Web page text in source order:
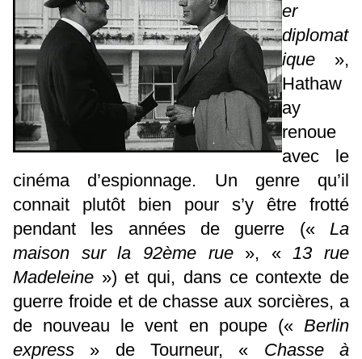
er
diplomat
ique »,
Hathaw
ay
renoue
avec le
cinéma d’espionnage. Un genre qu’il
connait plutôt bien pour s’y être frotté
pendant les années de guerre (« La
maison sur la 92ème rue», «13 rue
Madeleine ») et qui, dans ce contexte de
guerre froide et de chasse aux sorcières, a
de nouveau le vent en poupe (« Berlin
express » de Tourneur, « Chasse à